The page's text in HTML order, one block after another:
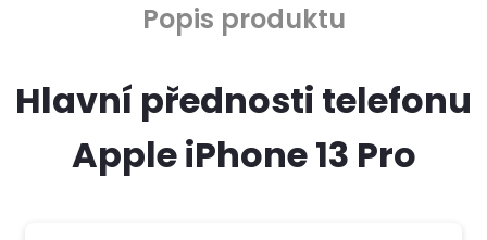
Popis produktu
Hlavní přednosti telefonu
Apple iPhone 13 Pro